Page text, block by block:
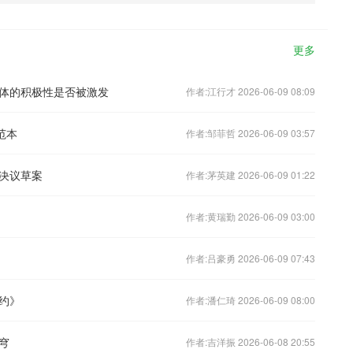
更多
的积极性是否被激发 作者:江行才 2026-06-09 08:09
本 作者:邹菲哲 2026-06-09 03:57
议草案 作者:茅英建 2026-06-09 01:22
作者:黄瑞勤 2026-06-09 03:00
作者:吕豪勇 2026-06-09 07:43
》 作者:潘仁琦 2026-06-09 08:00
作者:吉洋振 2026-06-08 20:55